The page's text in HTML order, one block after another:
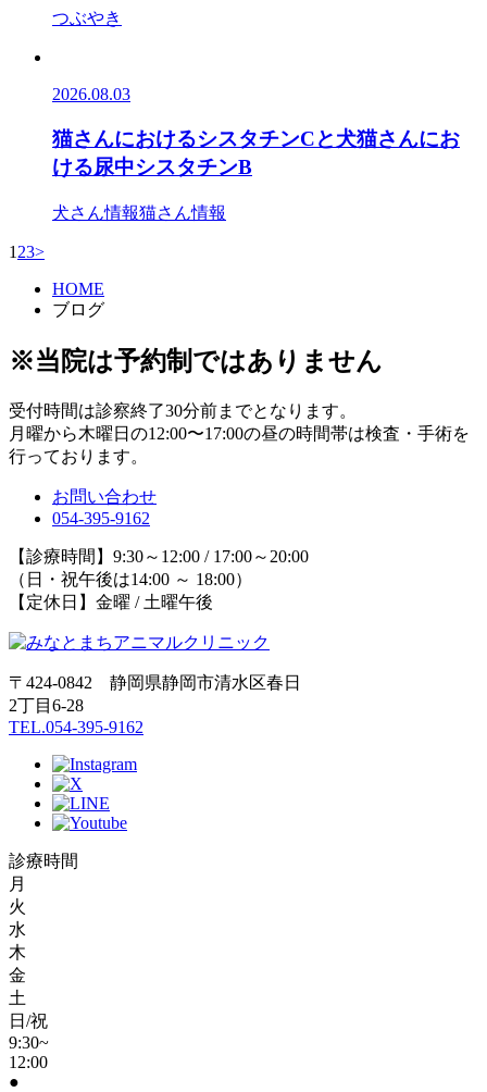
つぶやき
2026.08.03
猫さんにおけるシスタチンCと犬猫さんにお
ける尿中シスタチンB
犬さん情報猫さん情報
1 23>
HOME
ブログ
※当院は予約制ではありません
受付時間は診察終了30分前までとなります。
月曜から木曜日の12:00〜17:00の昼の時間帯は検査・手術を
行っております。
お問い合わせ
054-395-9162
【診療時間】9:30～12:00 / 17:00～20:00
（日・祝午後は14:00 ～ 18:00）
【定休日】金曜 / 土曜午後
〒424-0842 静岡県静岡市清水区春日
2丁目6-28
TEL.054-395-9162
診療時間
月
火
水
木
金
土
日/祝
9:30~
12:00
●